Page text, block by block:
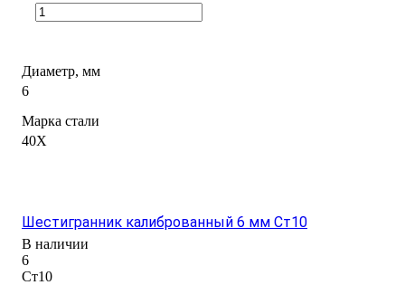
Диаметр, мм
6
Марка стали
40Х
Шестигранник калиброванный 6 мм Ст10
В наличии
6
Ст10